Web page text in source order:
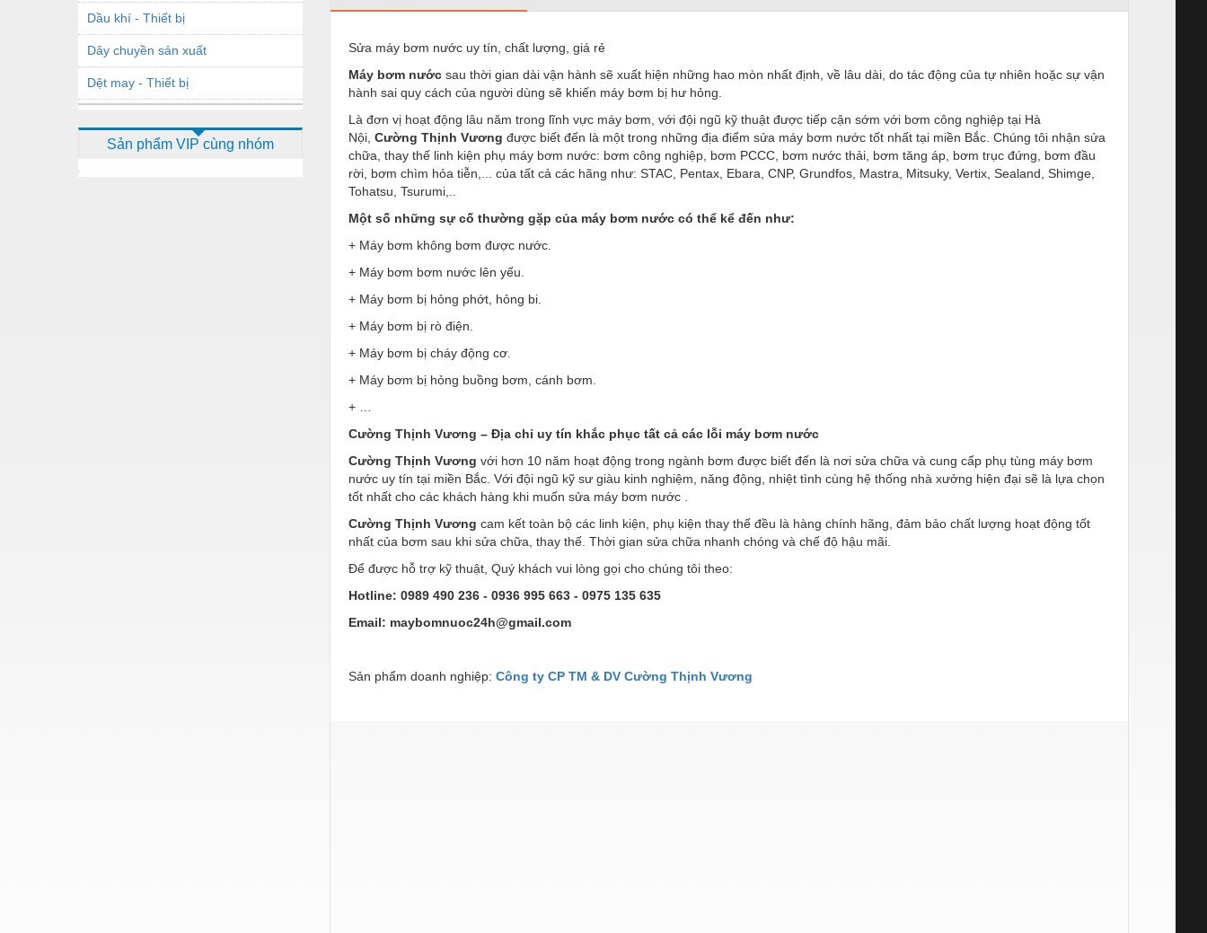
Dầu khí - Thiết bị
Dây chuyền sản xuất
Dệt may - Thiết bị
Dịch vụ - Thi công
Sản phẩm VIP cùng nhóm
Sửa máy bơm nước uy tín, chất lượng, giá rẻ
Máy bơm nước sau thời gian dài vận hành sẽ xuất hiện những hao mòn nhất định, về lâu dài, do tác động của tự nhiên hoặc sự vận
hành sai quy cách của người dùng sẽ khiến máy bơm bị hư hỏng.
Là đơn vị hoạt động lâu năm trong lĩnh vực máy bơm, với đội ngũ kỹ thuật được tiếp cận sớm với bơm công nghiệp tại Hà
Nội, Cường Thịnh Vương được biết đến là một trong những địa điểm sửa máy bơm nước tốt nhất tại miền Bắc. Chúng tôi nhận sửa
chữa, thay thế linh kiện phụ máy bơm nước: bơm công nghiệp, bơm PCCC, bơm nước thải, bơm tăng áp, bơm trục đứng, bơm đầu
rời, bơm chìm hỏa tiễn,... của tất cả các hãng như: STAC, Pentax, Ebara, CNP, Grundfos, Mastra, Mitsuky, Vertix, Sealand, Shimge,
Tohatsu, Tsurumi,..
Một số những sự cố thường gặp của máy bơm nước có thể kể đến như:
+ Máy bơm không bơm được nước.
+ Máy bơm bơm nước lên yếu.
+ Máy bơm bị hỏng phớt, hỏng bi.
+ Máy bơm bị rò điện.
+ Máy bơm bị cháy động cơ.
+ Máy bơm bị hỏng buồng bơm, cánh bơm.
+ …
Cường Thịnh Vương – Địa chỉ uy tín khắc phục tất cả các lỗi máy bơm nước
Cường Thịnh Vương với hơn 10 năm hoạt động trong ngành bơm được biết đến là nơi sửa chữa và cung cấp phụ tùng máy bơm
nước uy tín tại miền Bắc. Với đội ngũ kỹ sư giàu kinh nghiệm, năng động, nhiệt tình cùng hệ thống nhà xưởng hiện đại sẽ là lựa chọn
tốt nhất cho các khách hàng khi muốn sửa máy bơm nước .
Cường Thịnh Vương cam kết toàn bộ các linh kiện, phụ kiện thay thế đều là hàng chính hãng, đảm bảo chất lượng hoạt động tốt
nhất của bơm sau khi sửa chữa, thay thế. Thời gian sửa chữa nhanh chóng và chế độ hậu mãi.
Để được hỗ trợ kỹ thuật, Quý khách vui lòng gọi cho chúng tôi theo:
Hotline: 0989 490 236 - 0936 995 663 - 0975 135 635
Email: maybomnuoc24h@gmail.com
Sản phẩm doanh nghiệp: Công ty CP TM & DV Cường Thịnh Vương